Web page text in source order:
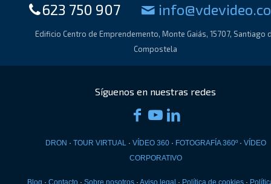
623 750 907
Edificio Centro de Emprendemento, Monte Gaiás, 15707, Santiago
Compostela
DRON · TOUR VIRTUAL· VÍDEO 360· FOTOGRAFÍA 360º· VÍDEO
CORPORATIVO
Blog · Contacto· Sobre nosotros· Aviso legal · Política de cookies·